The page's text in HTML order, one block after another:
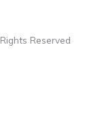
Reserved